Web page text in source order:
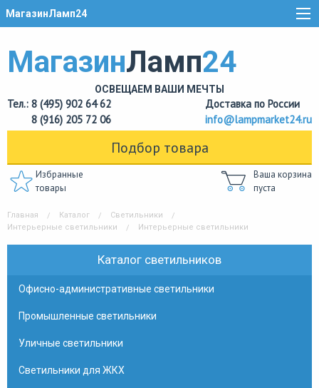
МагазинЛамп24
МагазинЛамп24
ОСВЕЩАЕМ ВАШИ МЕЧТЫ
Тел.: 8 (495) 902 64 62
8 (916) 205 72 06
Доставка по России
info@lampmarket24.ru
Подбор товара
Избранные
товары
Ваша корзина
пуста
Главная Каталог
Светильники
Интерьерные светильники
Интерьерные светильники
Каталог светильников
Офисно-административные светильники
Промышленные светильники
Уличные светильники
Светильники для ЖКХ